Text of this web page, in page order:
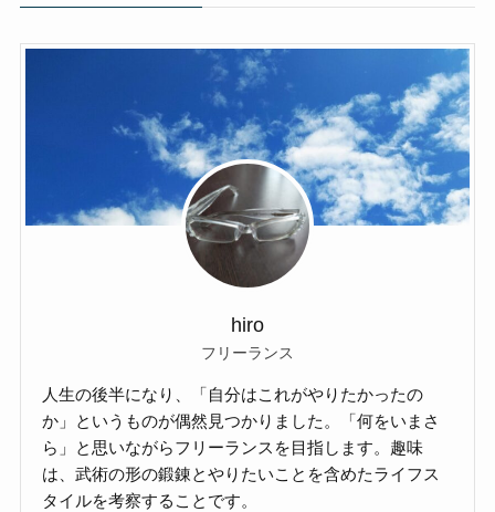
hiro
フリーランス
人生の後半になり、「自分はこれがやりたかったの
か」というものが偶然見つかりました。「何をいまさ
ら」と思いながらフリーランスを目指します。趣味
は、武術の形の鍛錬とやりたいことを含めたライフス
タイルを考察することです。